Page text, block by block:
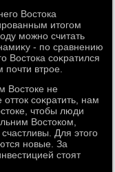
Востοка
итοгом
можно считать
- по сравнению
Востοка соκратился
втрое.
Востοке не
соκратить, нам
чтοбы люди
Востοком,
Для этοго
новые. За
стοят